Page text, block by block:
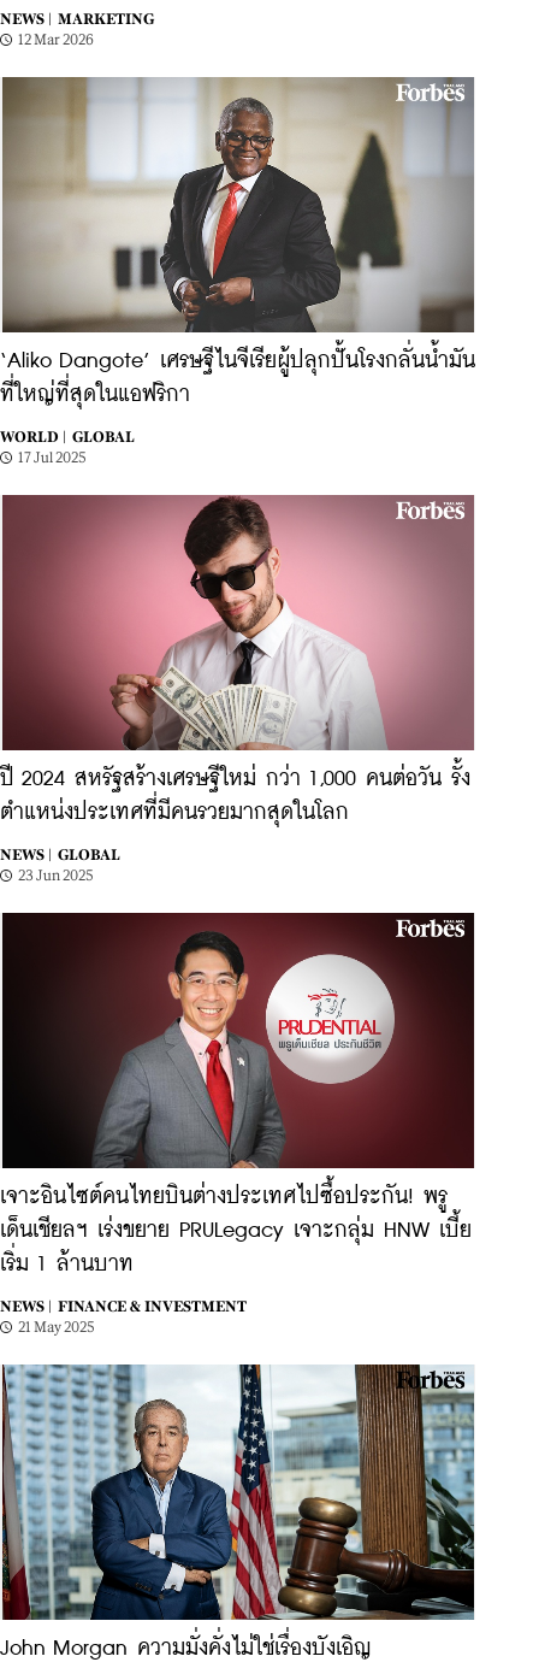
NEWS |
MARKETING
12 Mar 2026
‘Aliko Dangote’ เศรษฐีไนจีเรียผู้ปลุกปั้นโรงกลั่นน้ำมัน
ที่ใหญ่ที่สุดในแอฟริกา
WORLD |
GLOBAL
17 Jul 2025
ปี 2024 สหรัฐสร้างเศรษฐีใหม่ กว่า 1,000 คนต่อวัน รั้ง
ตำแหน่งประเทศที่มีคนรวยมากสุดในโลก
NEWS |
GLOBAL
23 Jun 2025
เจาะอินไซต์คนไทยบินต่างประเทศไปซื้อประกัน! พรู
เด็นเชียลฯ เร่งขยาย PRULegacy เจาะกลุ่ม HNW เบี้ย
เริ่ม 1 ล้านบาท
NEWS |
FINANCE & INVESTMENT
21 May 2025
John Morgan ความมั่งคั่งไม่ใช่เรื่องบังเอิญ